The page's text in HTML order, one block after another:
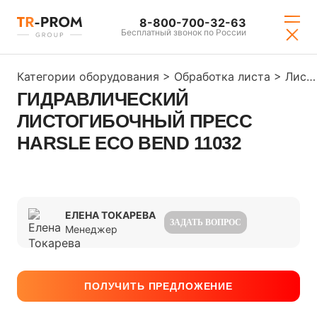
8-800-700-32-63
Бесплатный звонок по России
Категории оборудования > Обработка листа > Листогибы
ГИДРАВЛИЧЕСКИЙ
ЛИСТОГИБОЧНЫЙ ПРЕСС
HARSLE ECO BEND 11032
ЕЛЕНА ТОКАРЕВА
Менеджер
ЗАДАТЬ ВОПРОС
ПОЛУЧИТЬ ПРЕДЛОЖЕНИЕ